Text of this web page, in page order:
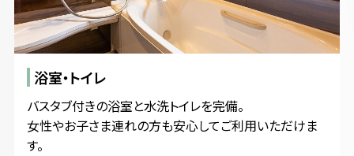
浴室・トイレ
バスタブ付きの浴室と水洗トイレを完備。
女性やお子さま連れの方も安心してご利用いただけま
す。